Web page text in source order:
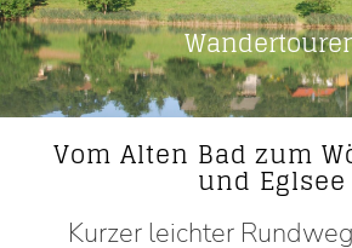
Vom Alten Bad zum
und Eglsee
Kurzer leichter